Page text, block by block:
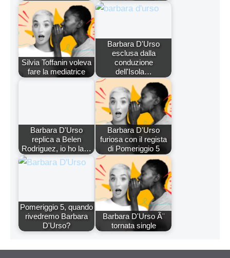
Silvia Toffanin voleva
fare la mediatrice
Barbara D'Urso
esclusa dalla
conduzione
dell'Isola…
Barbara D'Urso
replica a Belen
Rodriguez, io ho la…
Barbara D'Urso
furiosa con il regista
di Pomeriggio 5
Pomeriggio 5, quando
rivedremo Barbara
D'Urso?
Barbara D'Urso Ã¨
tornata single